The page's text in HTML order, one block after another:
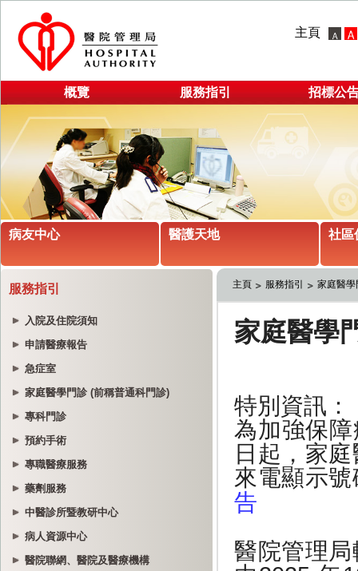
主頁
概覽 服務指引 招標公
病友中心 醫護天地 社區
服務指引
入院及住院須知
申請醫療報告
急症室
家庭醫學門診 (前稱普通科門診)
專科門診
預約手術
專職醫療服務
藥劑服務
中醫診所暨教研中心
病人資源中心
醫院聯網、醫院及醫療機構
主頁 服務指引 家庭醫學